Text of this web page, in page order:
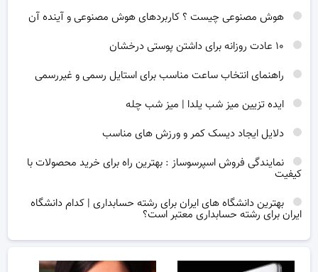
هوش مصنوعی چیست ؟ کاربردهای هوش مصنوعی و آینده آن
راهنمای انتخاب ساعت مناسب برای استایل رسمی و غیررسمی
ایده تزیین میز شب یلدا | میز شب چله
دلایل ایجاد دیسک کمر و ورزش های مناسب
نمایندگی فروش اسپرسوساز : بهترین راه برای خرید محصولات با
کیفیت
بهترین دانشگاه های ایران برای رشته حسابداری | کدام دانشگاه
ایران برای رشته حسابداری معتبر است؟